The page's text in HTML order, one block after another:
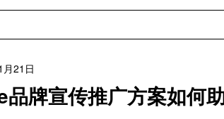
品牌宣传推广方案如何
21日